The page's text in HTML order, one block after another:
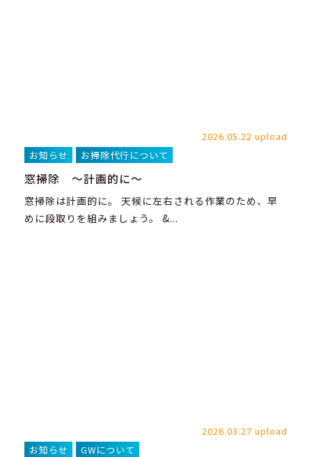
2026.05.22 upload
お知らせ
お掃除代行について
窓掃除 ～計画的に～
窓掃除は計画的に。 天候に左右される作業のため、早
めに段取りを組みましょう。 &...
2026.03.27 upload
お知らせ
GWについて